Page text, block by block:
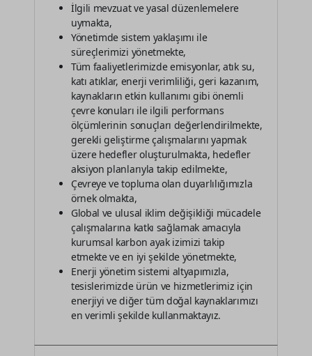
İlgili mevzuat ve yasal düzenlemelere
uymakta,
Yönetimde sistem yaklaşımı ile
süreçlerimizi yönetmekte,
Tüm faaliyetlerimizde emisyonlar, atık su,
katı atıklar, enerji verimliliği, geri kazanım,
kaynakların etkin kullanımı gibi önemli
çevre konuları ile ilgili performans
ölçümlerinin sonuçları değerlendirilmekte,
gerekli geliştirme çalışmalarını yapmak
üzere hedefler oluşturulmakta, hedefler
aksiyon planlarıyla takip edilmekte,
Çevreye ve topluma olan duyarlılığımızla
örnek olmakta,
Global ve ulusal iklim değişikliği mücadele
çalışmalarına katkı sağlamak amacıyla
kurumsal karbon ayak izimizi takip
etmekte ve en iyi şekilde yönetmekte,
Enerji yönetim sistemi altyapımızla,
tesislerimizde ürün ve hizmetlerimiz için
enerjiyi ve diğer tüm doğal kaynaklarımızı
en verimli şekilde kullanmaktayız.